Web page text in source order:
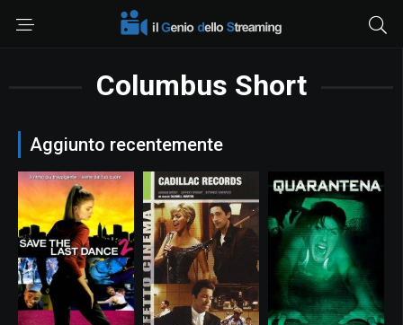
Columbus Short
Aggiunto recentemente